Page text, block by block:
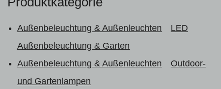
Außenbeleuchtung & Außenleuchten
LED
Außenbeleuchtung & Garten
Außenbeleuchtung & Außenleuchten
Outdoor-
und Gartenlampen